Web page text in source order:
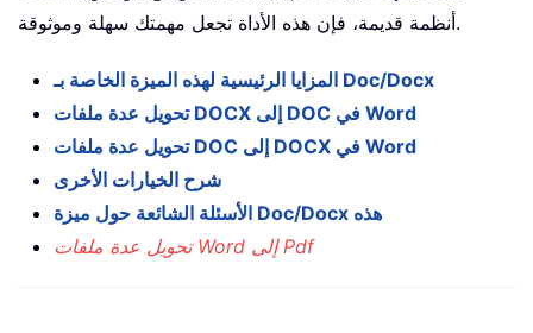
أنظمة قديمة، فإن هذه الأداة تجعل مهمتك سهلة وموثوقة.
المزايا الرئيسية لهذه الميزة الخاصة بـ Doc/Docx
تحويل عدة ملفات DOCX إلى DOC في Word
تحويل عدة ملفات DOC إلى DOCX في Word
شرح الخيارات الأخرى
الأسئلة الشائعة حول ميزة Doc/Docx هذه
تحويل عدة ملفات Word إلى Pdf